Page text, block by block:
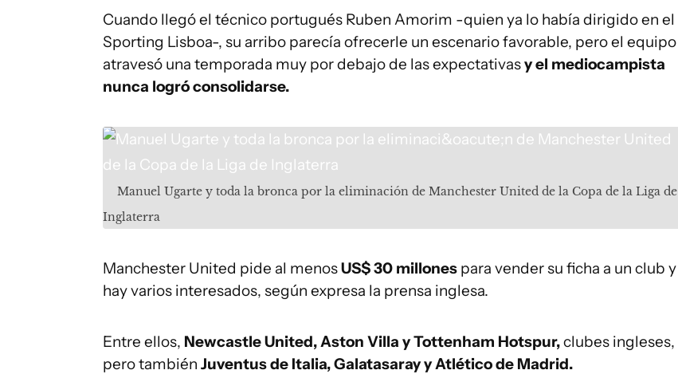
Cuando llegó el técnico portugués Ruben Amorim -quien ya lo había dirigido en el
Sporting Lisboa-, su arribo parecía ofrecerle un escenario favorable, pero el equipo
atravesó una temporada muy por debajo de las expectativasy el mediocampista
nunca logró consolidarse.
Manuel Ugarte y toda la bronca por la eliminación de Manchester United de la Copa de la Liga de
Inglaterra
Manchester United pide al menosUS$ 30 millones para vender su ficha a un club y
hay varios interesados, según expresa la prensa inglesa.
Entre ellos, Newcastle United, Aston Villa y Tottenham Hotspur,clubes ingleses,
pero también Juventus de Italia, Galatasaray y Atlético de Madrid.